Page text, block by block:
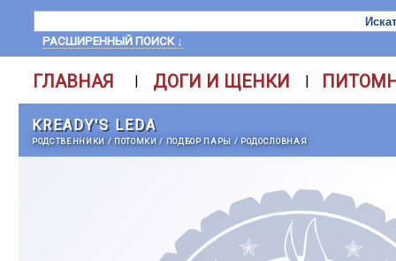
РАСШИРЕННЫЙ ПОИСК ↓
ГЛАВНАЯ | ДОГИ И ЩЕНКИ |
KREADY'S LEDA
РОДСТВЕННИКИ / ПОТОМКИ/ ПОДБОР ПАРЫ / РОДОСЛОВНАЯ